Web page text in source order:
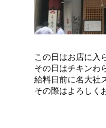
この日はお店に入
その日はチキンわ
給料日前に名大社
その際はよろしく